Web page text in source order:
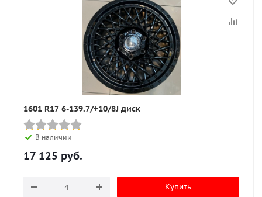
1601 R17 6-139.7/+10/8J диск
В наличии
17 125 руб.
Купить